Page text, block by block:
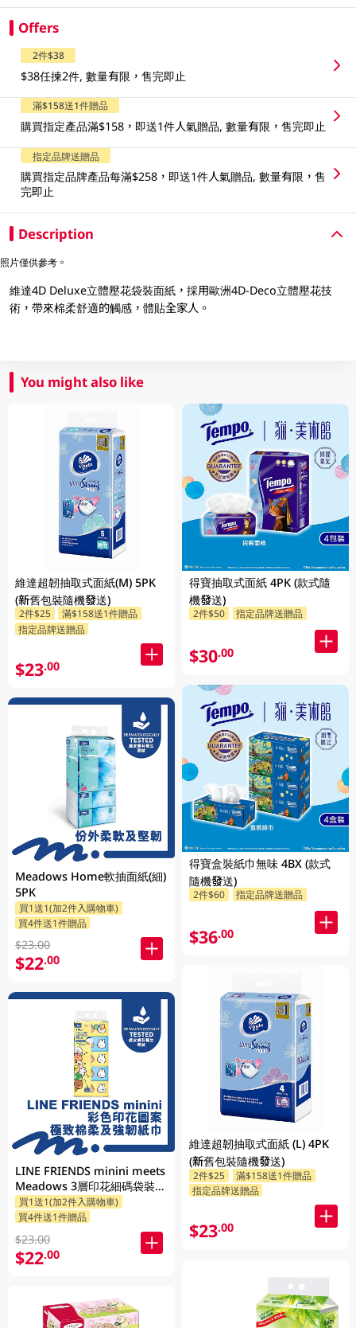
Offers
2件$38
$38任揀2件, 數量有限，售完即止
滿$158送1件贈品
購買指定產品滿$158，即送1件人氣贈品, 數量有限，售完即止
指定品牌送贈品
購買指定品牌產品每滿$258，即送1件人氣贈品, 數量有限，售
完即止
Description
照片僅供參考。
維達4D Deluxe立體壓花袋裝面紙，採用歐洲4D-Deco立體壓花技
術，帶來棉柔舒適的觸感，體貼全家人。
You might also like
維達超韌抽取式面紙(M) 5PK
(新舊包裝隨機發送)
2件$25
滿$158送1件贈品
指定品牌送贈品
$23.00
Meadows Home軟抽面紙(細)
5PK
買1送1(加2件入購物車)
買4件送1件贈品
$23.00
$22.00
LINE FRIENDS minini meets
Meadows 3層印花細碼袋裝面
紙 110張 x 5包 (包裝隨機發送)
買1送1(加2件入購物車)
買4件送1件贈品
$23.00
$22.00
得寶抽取式面紙 4PK (款式隨
機發送)
2件$50 指定品牌送贈品
$30.00
得寶盒裝紙巾無味 4BX (款式
隨機發送)
2件$60 指定品牌送贈品
$36.00
維達超韌抽取式面紙 (L) 4PK
(新舊包裝隨機發送)
2件$25
滿$158送1件贈品
指定品牌送贈品
$23.00